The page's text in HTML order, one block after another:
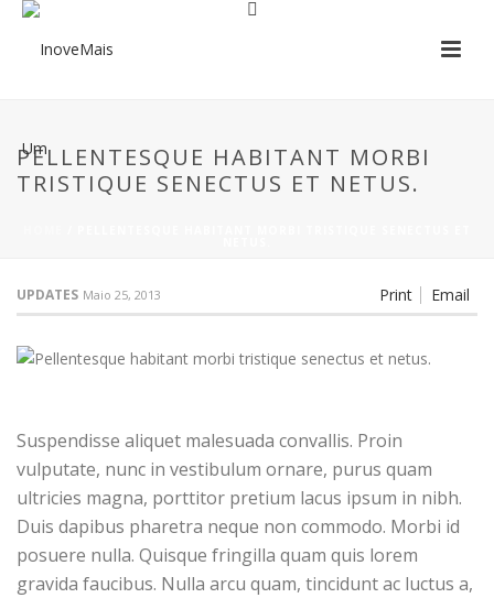
PELLENTESQUE HABITANT MORBI
TRISTIQUE SENECTUS ET NETUS.
Print Email
UPDATES Maio 25, 2013
Suspendisse aliquet malesuada convallis. Proin
vulputate, nunc in vestibulum ornare, purus quam
ultricies magna, porttitor pretium lacus ipsum in nibh.
Duis dapibus pharetra neque non commodo. Morbi id
posuere nulla. Quisque fringilla quam quis lorem
gravida faucibus. Nulla arcu quam, tincidunt ac luctus a,